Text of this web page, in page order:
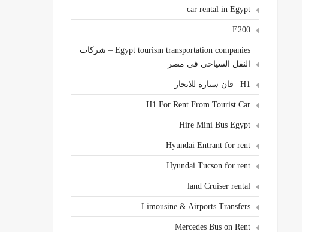
car rental in Egypt
E200
Egypt tourism transportation companies – شركات
النقل السياحي في مصر
H1 | فان سيارة للايجار
H1 For Rent From Tourist Car
Hire Mini Bus Egypt
Hyundai Entrant for rent
Hyundai Tucson for rent
land Cruiser rental
Limousine & Airports Transfers
Mercedes Bus on Rent